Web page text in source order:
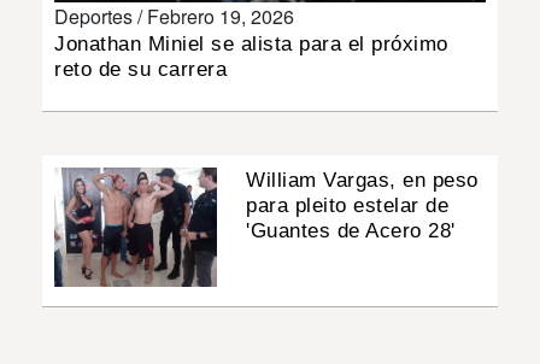
Deportes /Febrero 19, 2026
Jonathan Miniel se alista para el próximo
reto de su carrera
William Vargas, en peso
para pleito estelar de
'Guantes de Acero 28'